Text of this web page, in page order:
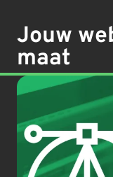
Jouw
maat